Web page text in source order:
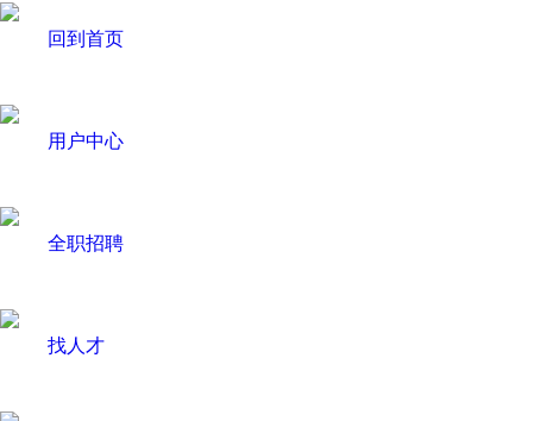
回到首页
用户中心
全职招聘
找人才